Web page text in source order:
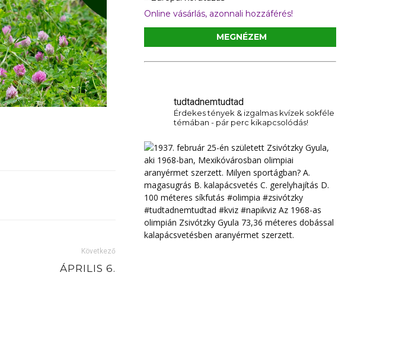
Következő
ÁPRILIS 6.
Online vásárlás, azonnali hozzáférés!
MEGNÉZEM
tudtadnemtudtad
Érdekes tények & izgalmas kvízek sokféle
témában - pár perc kikapcsolódás!